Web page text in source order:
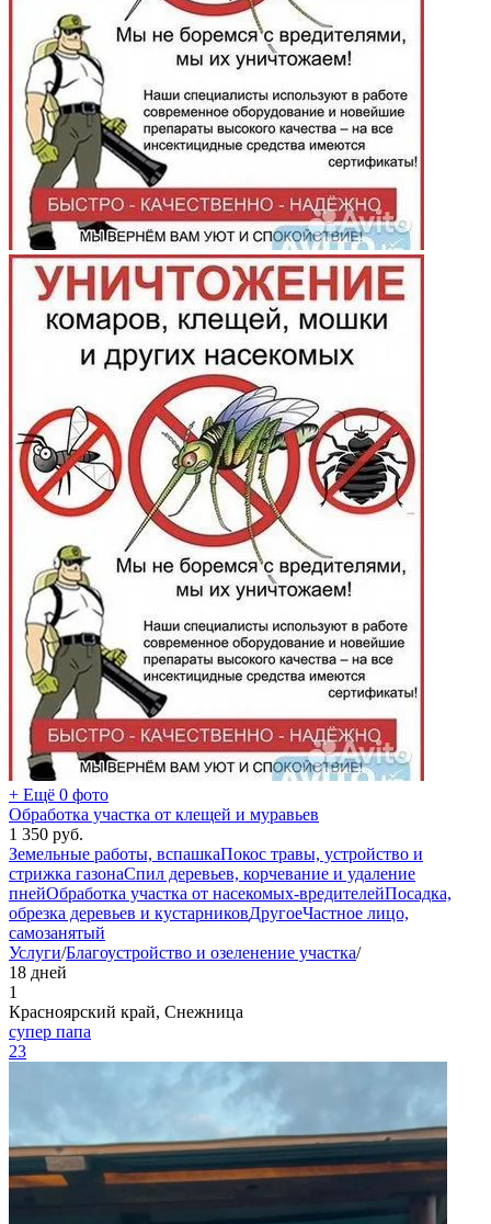
+ Ещё 0 фото
Обработка участка от клещей и муравьев
1 350 руб.
Земельные работы, вспашкаПокос травы, устройство и
стрижка газонаСпил деревьев, корчевание и удаление
пнейОбработка участка от насекомых-вредителейПосадка,
обрезка деревьев и кустарниковДругоеЧастное лицо,
самозанятый
Услуги/Благоустройство и озеленение участка/
18 дней
1
Красноярский край, Снежница
супер папа
23